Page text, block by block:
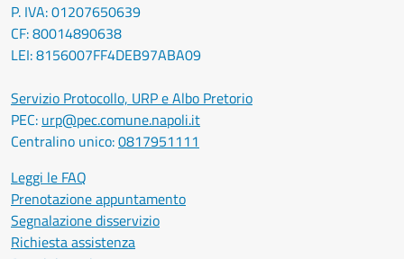
P. IVA: 01207650639
CF: 80014890638
LEI: 8156007FF4DEB97ABA09
Servizio Protocollo, URP e Albo Pretorio
PEC: urp@pec.comune.napoli.it
Centralino unico:0817951111
Leggi le FAQ
Prenotazione appuntamento
Segnalazione disservizio
Richiesta assistenza